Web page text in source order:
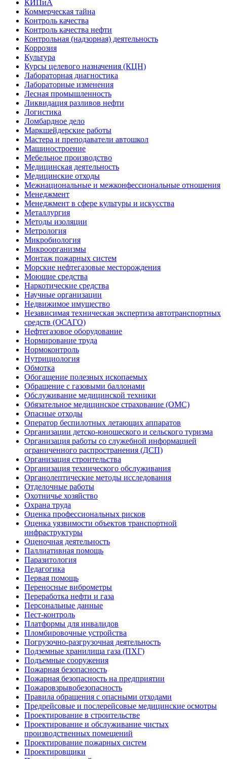
КИПиА
Коммерческая тайна
Контроль качества
Контроль качества нефти
Контрольная (надзорная) деятельность
Коррозия
Культура
Курсы целевого назначения (КЦН)
Лабораторная диагностика
Лабораторные изменения
Лесная промышленность
Ликвидация разливов нефти
Логистика
Ломбардное дело
Маркшейдерские работы
Мастера и преподаватели автошкол
Машиностроение
Мебельное производство
Медицинская деятельность
Медицинские отходы
Межнациональные и межконфессиональные отношения
Менеджмент
Менеджмент в сфере культуры и искусства
Металлургия
Методы изоляции
Метрология
Микробиология
Микроорганизмы
Монтаж пожарных систем
Морские нефтегазовые месторождения
Моющие средства
Наркотические средства
Научные организации
Недвижимое имущество
Независимая техническая экспертиза автотранспортных
средств (ОСАГО)
Нефтегазовое оборудование
Нормирование труда
Нормоконтроль
Нутрициология
Обмотка
Обогащение полезных ископаемых
Обращение с газовыми баллонами
Обслуживание медицинской техники
Обязательное медицинское страхование (ОМС)
Опасные отходы
Оператор беспилотных летающих аппаратов
Организации детско-юношеского и сельского туризма
Организация работы со служебной информацией
ограниченного распространения (ДСП)
Организация строительства
Организация технического обслуживания
Органолептические методы исследования
Отделочные работы
Охотничье хозяйство
Охрана труда
Оценка профессиональных рисков
Оценка уязвимости объектов транспортной
инфраструктуры
Оценочная деятельность
Паллиативная помощь
Паразитология
Педагогика
Первая помощь
Переносные виброметры
Переработка нефти и газа
Персональные данные
Пест-контроль
Платформы для инвалидов
Пломбировочные устройства
Погрузочно-разгрузочная деятельность
Подземные хранилища газа (ПХГ)
Подъемные сооружения
Пожарная безопасность
Пожарная безопасность на предприятии
Пожаровзрывобезопасность
Правила обращения с опасными отходами
Предрейсовые и послерейсовые медицинские осмотры
Проектирование в строительстве
Проектирование и обслуживание чистых
производственных помещений
Проектирование пожарных систем
Проектировщики